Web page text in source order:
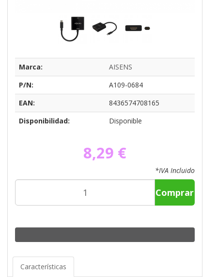
Marca:
AISENS
P/N:
A109-0684
EAN:
8436574708165
Disponibilidad:
Disponible
8,29 €
*IVA Incluido
Comprar
Características